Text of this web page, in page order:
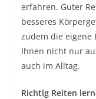
erfahren. Guter
besseres
zudem die eigene
Ihnen nicht nur
auch im Alltag.
Richtig Reiten